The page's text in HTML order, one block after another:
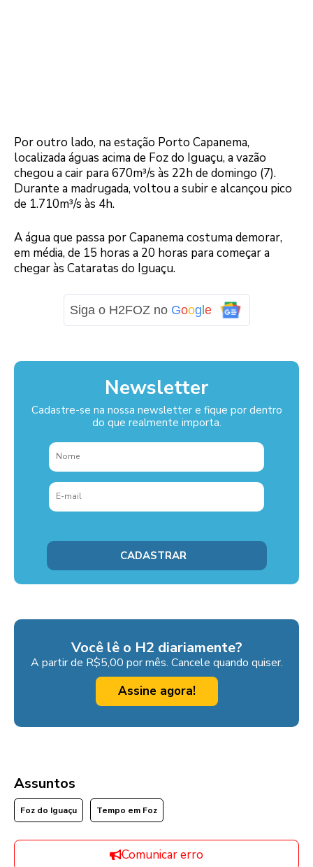
Por outro lado, na estação Porto Capanema,
localizada águas acima de Foz do Iguaçu, a vazão
chegou a cair para 670m³/s às 22h de domingo (7).
Durante a madrugada, voltou a subir e alcançou pico
de 1.710m³/s às 4h.
A água que passa por Capanema costuma demorar,
em média, de 15 horas a 20 horas para começar a
chegar às Cataratas do Iguaçu.
Siga o H2FOZ no Goog e
Newsletter
Cadastre-se na nossa newsletter e fique por dentro
do que realmente importa.
Você lê o H2 diariamente?
A partir de R$5,00 por mês. Cancele quando quiser.
Assine agora!
Assuntos
Foz do Iguaçu Tempo em Foz
Comunicar erro